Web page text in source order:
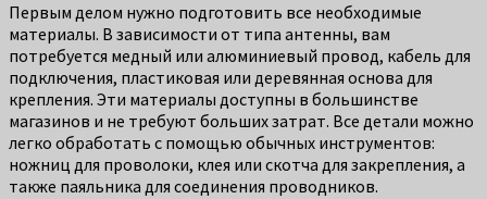
Первым делом нужно подготовить все необходимые
материалы. В зависимости от типа антенны, вам
потребуется медный или алюминиевый провод, кабель для
подключения, пластиковая или деревянная основа для
крепления. Эти материалы доступны в большинстве
магазинов и не требуют больших затрат. Все детали можно
легко обработать с помощью обычных инструментов:
ножниц для проволоки, клея или скотча для закрепления, а
также паяльника для соединения проводников.